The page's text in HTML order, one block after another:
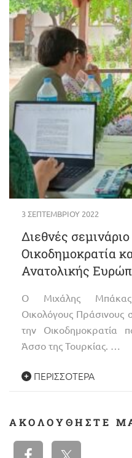
3 ΣΕΠΤΕΜΒΡΊΟΥ 2022
Διεθνές
Οικοδημοκρατία
Ανατολικής
Ο Μιχάλης
Οικολόγους Πράσινους
την Οικοδημοκρατία
Άσσο της Τουρκίας. …
ΠΕΡΙΣΣΌΤΕΡΑ
ΑΚΟΛΟΥΘΉΣΤΕ